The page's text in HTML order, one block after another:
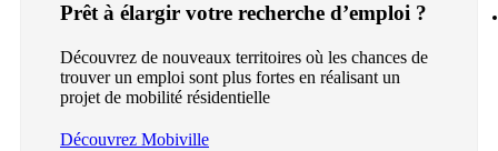
Prêt à élargir votre recherche d’emploi ?
Découvrez de nouveaux territoires où les chances de
trouver un emploi sont plus fortes en réalisant un
projet de mobilité résidentielle
Découvrez Mobiville